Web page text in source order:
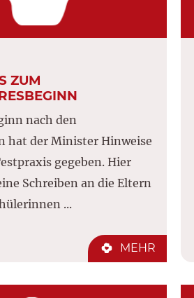
ZUM
nach den
hat der Minister Hinweise
gegeben. Hier
Schreiben an die Eltern
...
MEHR